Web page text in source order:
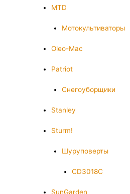
MTD
Мотокультиваторы
Oleo-Mac
Patriot
Снегоуборщики
Stanley
Sturm!
Шуруповерты
CD3018C
SunGarden